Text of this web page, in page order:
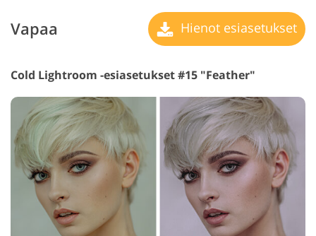
Vapaa Hienot esiasetukset
Cold Lightroom -esiasetukset #15 "Feather"